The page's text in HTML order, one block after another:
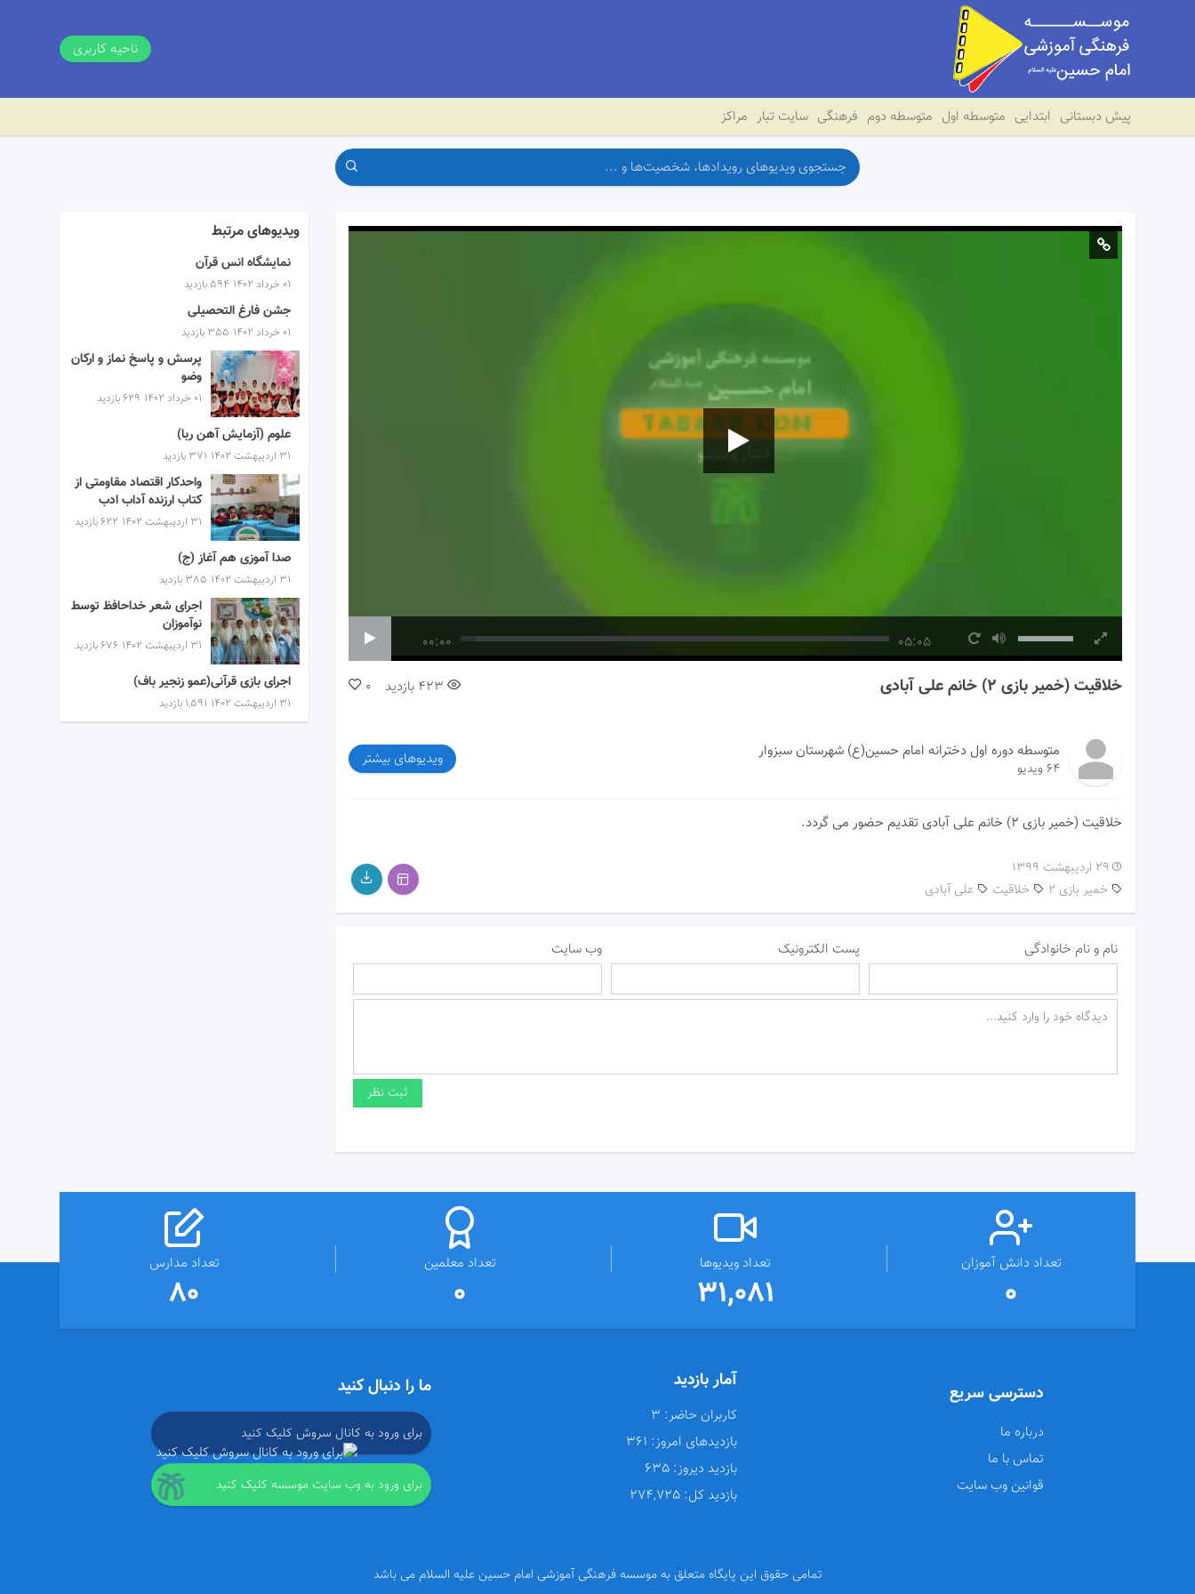
ناحیه کاربری
پیش دبستانی ابتدایی متوسطه اول متوسطه دوم فرهنگی سایت تبار مراکز
00:00 05:05
خلاقیت (خمیر بازی ۲) خانم علی آبادی 0 423 بازدید
متوسطه دوره اول دخترانه امام حسین(ع) شهرستان سبزوار
64 ویدیو ویدیوهای بیشتر
خلاقیت (خمیر بازی ۲) خانم علی آبادی تقدیم حضور می گردد.
۲۹ اردیبهشت ۱۳۹۹
خلاقیت
خمیر بازی 2 علی آبادی
نام و نام خانوادگی پست الکترونیک وب سایت
ویدیوهای مرتبط
نمایشگاه انس قرآن
۰۱ خرداد ۱۴۰۲ 594 بازدید
جشن فارغ التحصیلی
۰۱ خرداد ۱۴۰۲ 355 بازدید
پرسش و پاسخ نماز و ارکان
وضو
۰۱ خرداد ۱۴۰۲ 629 بازدید
علوم (آزمایش آهن ربا)
۳۱ اردیبهشت ۱۴۰۲ 371 بازدید
واحدکار اقتصاد مقاومتی از
کتاب ارزنده آداب ادب
۳۱ اردیبهشت ۱۴۰۲ 622 بازدید
صدا آموزی هم آغاز (ج)
۳۱ اردیبهشت ۱۴۰۲ 385 بازدید
اجرای شعر خداحافظ توسط
نوآموزان
۳۱ اردیبهشت ۱۴۰۲ 676 بازدید
اجرای بازی قرآنی(عمو زنجیر باف)
۳۱ اردیبهشت ۱۴۰۲ 1,591 بازدید
تعداد دانش آموزان
0
تعداد ویدیوها
31,081
تعداد معلمین
0
تعداد مدارس
80
دسترسی سریع
درباره ما
تماس با ما
قوانین وب سایت
آمار بازدید
کاربران حاضر:
بازدیدهای امروز:
بازدید دیروز:
بازدید کل:
ما را دنبال کنید
برای ورود به کانال سروش کلیک کنید
برای ورود به وب سایت موسسه کلیک کنید
تمامی حقوق این پایگاه متعلق به موسسه فرهنگی آموزشی امام حسین علیه السلام می باشد